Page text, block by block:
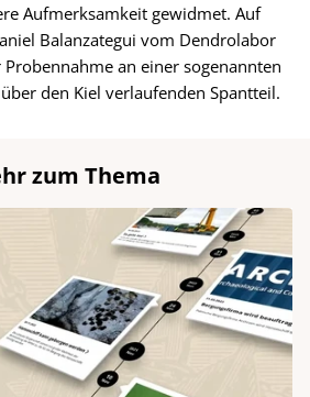
Aufmerksamkeit gewidmet. Auf
Balanzategui vom Dendrolabor
an einer sogenannten
den Kiel verlaufenden Spantteil.
zum Thema